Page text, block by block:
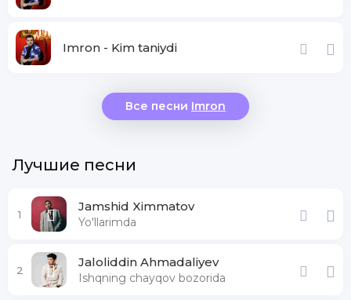
Imron - Kim taniydi
Все песни Imron
Лучшие песни
1
Jamshid Ximmatov
Yo'llarimda
2
Jaloliddin Ahmadaliyev
Ishqning chayqov bozorida